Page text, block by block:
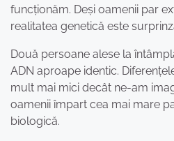
funcționăm. Deși oamenii par
realitatea genetică este
Două persoane alese la
ADN aproape identic.
mult mai mici decât ne-am
oamenii împart cea mai mare
biologică.